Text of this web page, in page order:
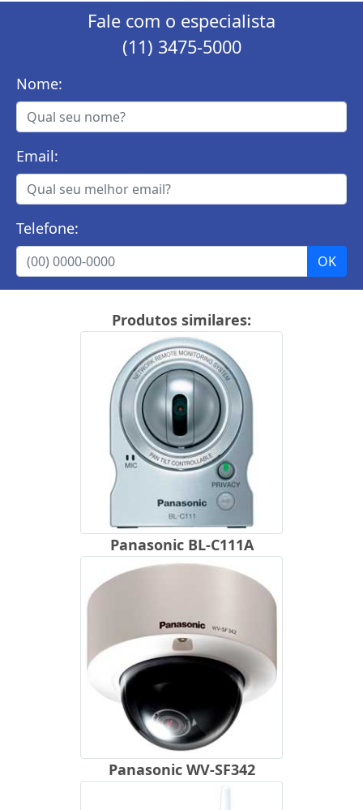
Fale com o especialista
(11) 3475-5000
Nome:
Email:
Telefone:
Produtos similares:
Panasonic BL-C111A
Panasonic WV-SF342